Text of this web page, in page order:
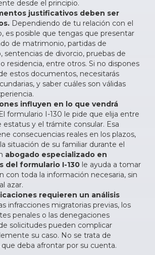
desde el principio.
justificativos deben ser
Dependiendo de tu relación con el
es posible que tengas que presentar
de matrimonio, partidas de
sentencias de divorcio, pruebas de
residencia, entre otros. Si no dispones
estos documentos, necesitarás
y saber cuáles son válidas
influyen en lo que vendrá
El formulario I-130 le pide que elija entre
estatus y el trámite consular. Esa
consecuencias reales en los plazos,
situación de su familiar durante el
abogado especializado en
del formulario I-130 le ayuda a tomar
con toda la información necesaria, sin
azar.
requieren un análisis
infracciones migratorias previas, los
penales o las denegaciones
solicitudes pueden complicar
su caso. No se trata de
deba afrontar por su cuenta.